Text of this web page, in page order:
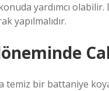
yardımcı
yapılmalıdır.
temiz bir battaniye